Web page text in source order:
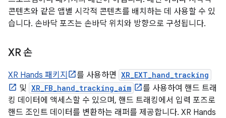
콘텐츠와 같은 앱별 시각적 콘텐츠를 배치하는 데 사용할 수 있
습니다. 손바닥 포즈는 손바닥 위치와 방향으로 구성됩니다.
XR 손
XR Hands 패키지 를 사용하면 XR_EXT_hand_tracking
및 XR_FB_hand_tracking_aim
를 사용하여 핸드 트래
킹 데이터에 액세스할 수 있으며, 핸드 트래킹에서 입력 포즈로
핸드 조인트 데이터를 변환하는 래퍼를 제공합니다. XR Hands